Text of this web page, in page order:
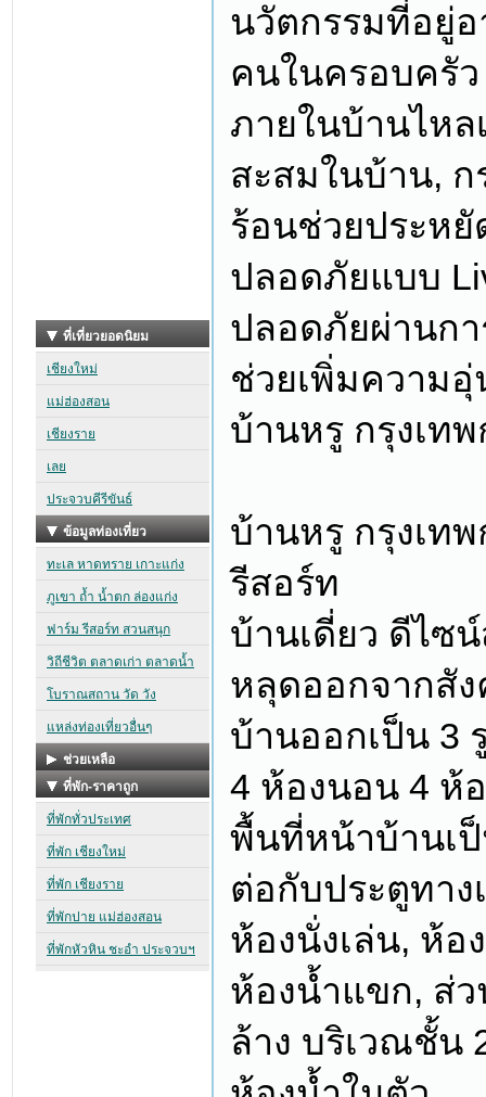
นวัตกรรมที่อยู่
คนในครอบครั
ภายในบ้านไห
สะสมในบ้าน,
ร้อนช่วยประห
ปลอดภัยแบบ
ปลอดภัยผ่านก
ช่วยเพิ่มความ
บ้านหรู กรุงเท
บ้านหรู กรุงเท
รีสอร์ท
บ้านเดี่ยว ดีไซ
หลุดออกจากสั
บ้านออกเป็น 3
4 ห้องนอน 4 ห้
พื้นที่หน้าบ้านเ
ต่อกับประตูทาง
ห้องนั่งเล่น, ห้อ
ห้องน้ำแขก, ส่
ล้าง บริเวณชั้น